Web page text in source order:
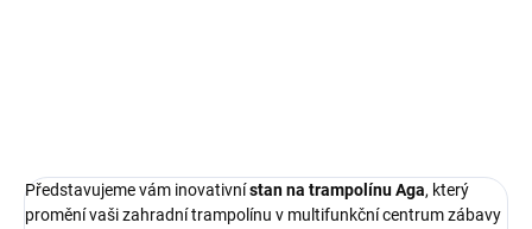
Představujeme vám inovativnístan na trampolínu Aga, který
promění vaši zahradní trampolínu v multifunkční centrum zábavy